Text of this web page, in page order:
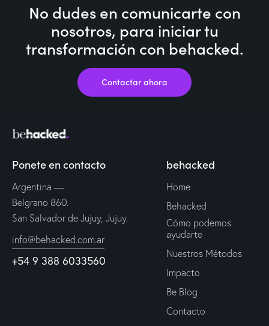
No dudes en comunicarte con
nosotros, para iniciar tu
transformación con behacked.
Contactar ahora
Ponete en contacto
Argentina —
Belgrano 860.
San Salvador de Jujuy, Jujuy.
info@behacked.com.ar
+54 9 388 6033560
behacked
Home
Behacked
Cómo podemos
ayudarte
Nuestros Métodos
Impacto
Be Blog
Contacto